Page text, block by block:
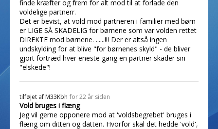
finde kræfter og frem for alt mod til at forlade den
voldelige partnerr.
Det er bevist, at vold mod partneren i familier med børn
er LIGE SÅ SKADELIG for børnene som var volden rettet
DIREKTE mod børnene. ......!!! Der er altså ingen
undskylding for at blive "for børnenes skyld" - de bliver
gjort fortræd hver eneste gang en partner skader sin
"elskede"!
tilføjet af M33Kbh for 22 år siden
Vold bruges i flæng
Jeg vil gerne opponere mod at 'voldsbegrebet' bruges i
flæng om ditten og datten. Hvorfor skal det hedde 'vold',